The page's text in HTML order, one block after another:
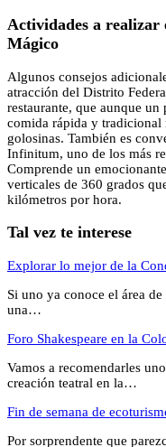
Actividades a realizar
Mágico
Algunos consejos
atracción del Distrito
restaurante, que aunque
comida rápida y tradicional
golosinas. También es
Infinitum, uno de los más
Comprende un
verticales de 360 grados
kilómetros por hora.
Tal vez te interese
Explorar lo mejor de la
Si uno ya conoce el área
una…
Foro Shakespeare en la
Vamos a recomendarles
creación teatral en la…
Fin de semana de
Por sorprendente que